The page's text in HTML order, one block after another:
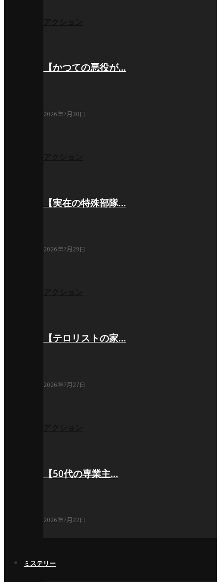
【かつての悪役が…
2026年7月30日
【実在の特殊部隊…
2026年7月29日
【テロリストの家…
2026年7月27日
【50代の専業主…
2026年7月22日
ミステリー